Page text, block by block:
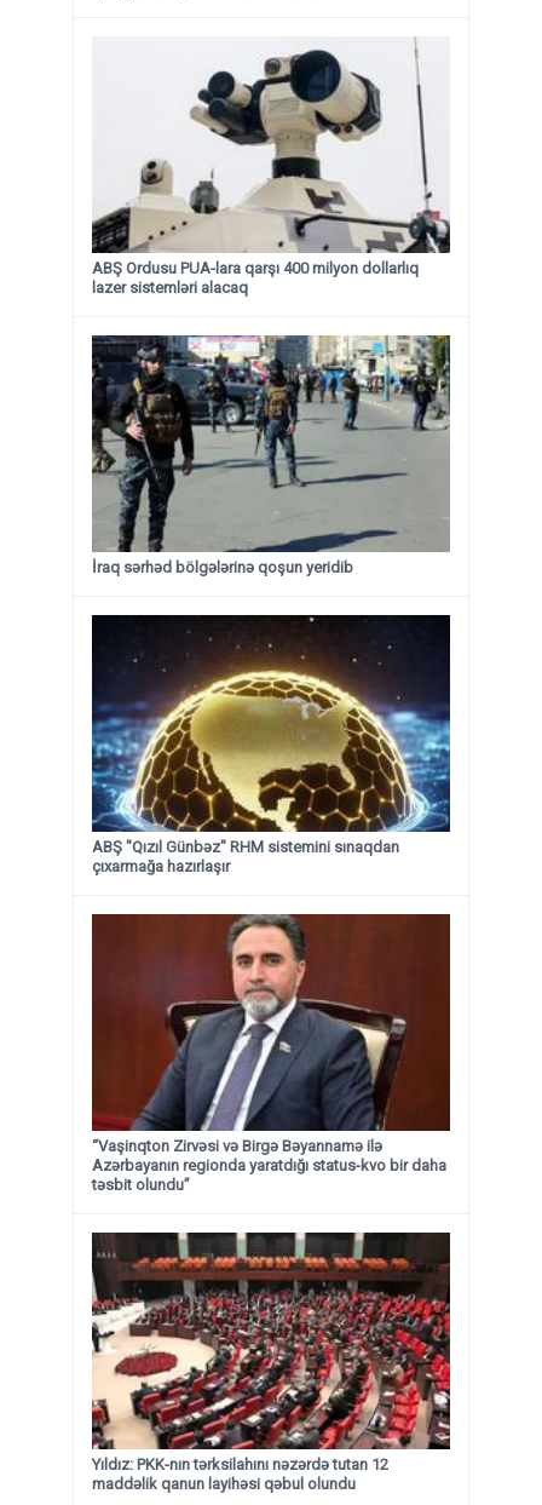
ABŞ Ordusu PUA-lara qarşı 400 milyon dollarlıq
lazer sistemləri alacaq
İraq sərhəd bölgələrinə qoşun yeridib
ABŞ "Qızıl Günbəz" RHM sistemini sınaqdan
çıxarmağa hazırlaşır
“Vaşinqton Zirvəsi və Birgə Bəyannamə ilə
Azərbayanın regionda yaratdığı status-kvo bir daha
təsbit olundu”
Yıldız: PKK-nın tərksilahını nəzərdə tutan 12
maddəlik qanun layihəsi qəbul olundu ​​​​​​​